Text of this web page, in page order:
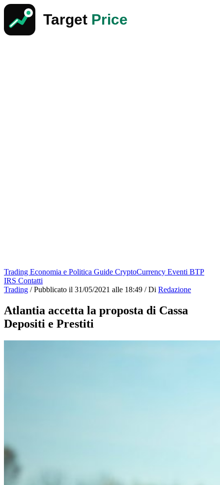
Trading Economia e Politica Guide CryptoCurrency Eventi BTP
IRS Contatti
Trading / Pubblicato il 31/05/2021 alle 18:49 / Di Redazione
Atlantia accetta la proposta di Cassa
Depositi e Prestiti